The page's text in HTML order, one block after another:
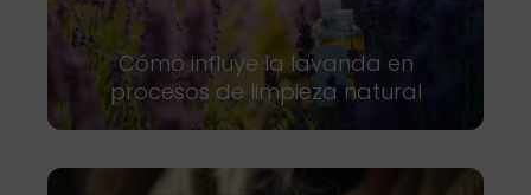
Cómo influye la lavanda en
procesos de limpieza natural